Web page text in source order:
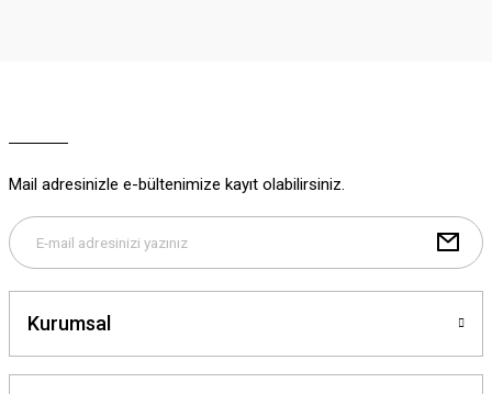
Bu ürüne benzer farklı alternatifler olmalı.
Mail adresinizle e-bültenimize kayıt olabilirsiniz.
Kurumsal